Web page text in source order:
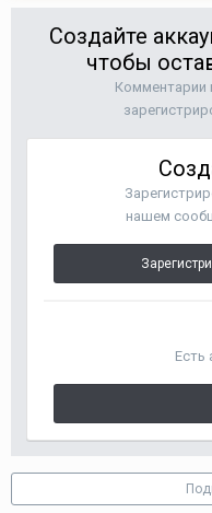
Создайте
чтобы
Комментарии
нашем
Есть